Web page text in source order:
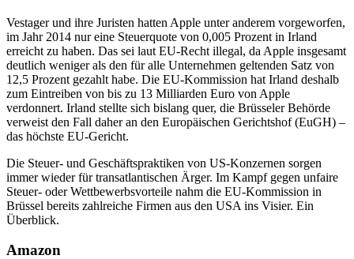
Vestager und ihre Juristen hatten Apple unter anderem vorgeworfen,
im Jahr 2014 nur eine Steuerquote von 0,005 Prozent in Irland
erreicht zu haben. Das sei laut EU-Recht illegal, da Apple insgesamt
deutlich weniger als den für alle Unternehmen geltenden Satz von
12,5 Prozent gezahlt habe. Die EU-Kommission hat Irland deshalb
zum Eintreiben von bis zu 13 Milliarden Euro von Apple
verdonnert. Irland stellte sich bislang quer, die Brüsseler Behörde
verweist den Fall daher an den Europäischen Gerichtshof (EuGH) –
das höchste EU-Gericht.
Die Steuer- und Geschäftspraktiken von US-Konzernen sorgen
immer wieder für transatlantischen Ärger. Im Kampf gegen unfaire
Steuer- oder Wettbewerbsvorteile nahm die EU-Kommission in
Brüssel bereits zahlreiche Firmen aus den USA ins Visier. Ein
Überblick.
Amazon